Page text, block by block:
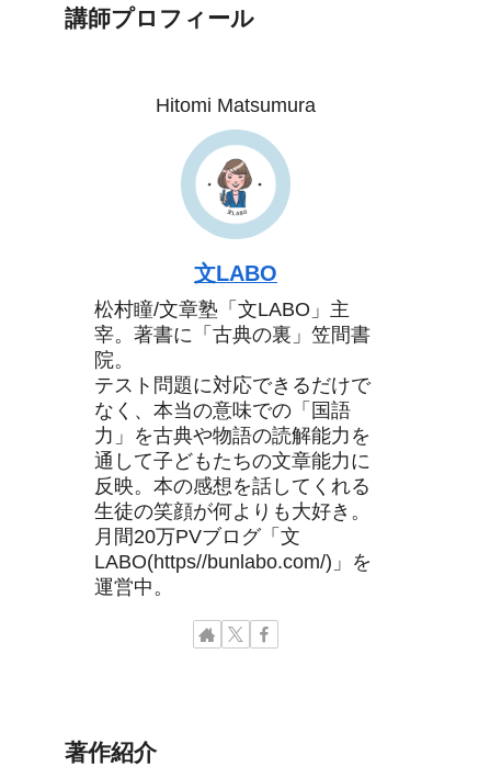
講師プロフィール
Hitomi Matsumura
文LABO
松村瞳/文章塾「文LABO」主
宰。著書に「古典の裏」笠間書
院。
テスト問題に対応できるだけで
なく、本当の意味での「国語
力」を古典や物語の読解能力を
通して子どもたちの文章能力に
反映。本の感想を話してくれる
生徒の笑顔が何よりも大好き。
月間20万PVブログ「文
LABO(https//bunlabo.com/)」を
運営中。
著作紹介